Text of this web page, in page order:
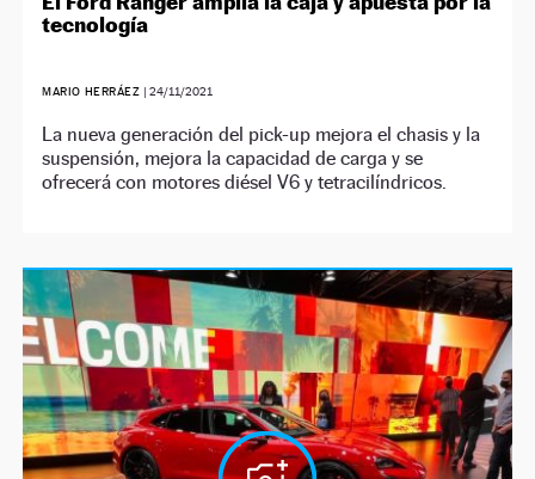
tecnología
MARIO HERRÁEZ | 24/11/2021
La nueva generación del pick-up mejora el chasis y la
suspensión, mejora la capacidad de carga y se
ofrecerá con motores diésel V6 y tetracilíndricos.